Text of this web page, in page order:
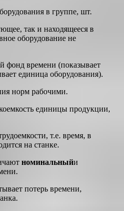
в группе, шт.
так и находящееся в
оборудование не
фонд времени (показывает
единица оборудования).
норм рабочими.
единицы продукции,
т.е. время, в
на станке.
номинальныйи
потерь времени,